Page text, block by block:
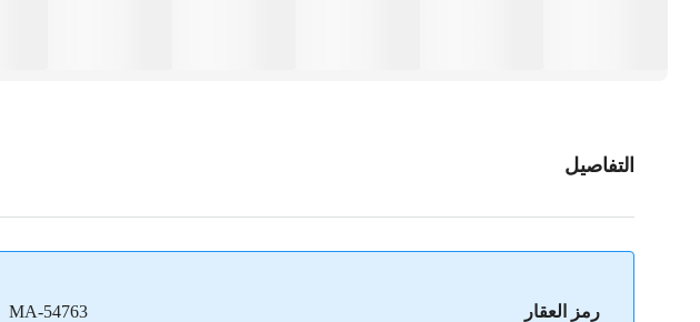
التفاصيل
رمز العقار MA-54763